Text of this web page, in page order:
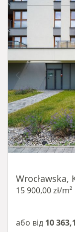
Wrocławska,
15 900,00 zł/m²
або від 10